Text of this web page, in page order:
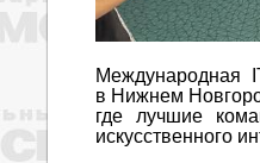
Международная
в Нижнем
где лучшие
искусственного